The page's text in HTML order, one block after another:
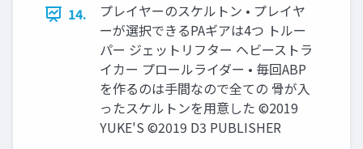
14.
プレイヤーのスケルトン • プレイヤ
ーが選択できるPAギアは4つ トルー
パー ジェットリフター ヘビーストラ
イカー プロールライダー • 毎回ABP
を作るのは手間なので全ての 骨が入
ったスケルトンを用意した ©2019
YUKE'S ©2019 D3 PUBLISHER